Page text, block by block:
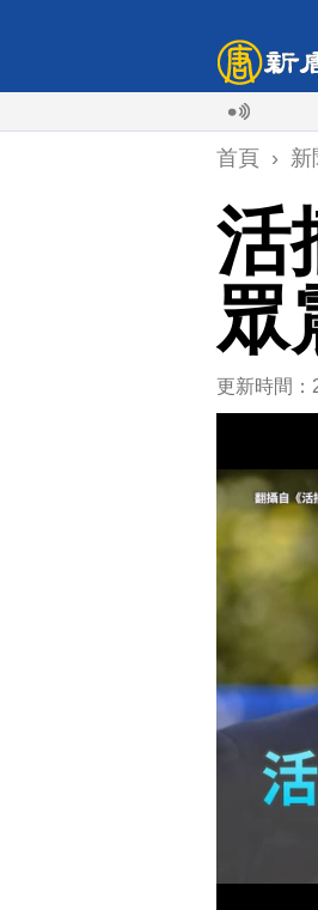
首頁 › 新
活
眾
更新時間：